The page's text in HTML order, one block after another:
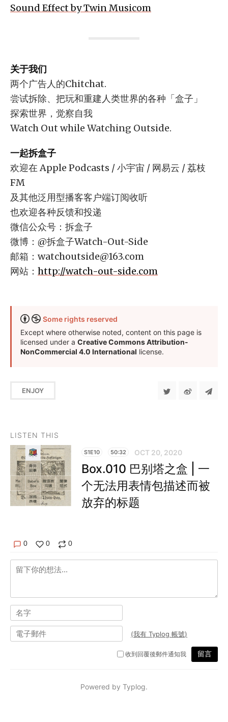
Sound Effect by Twin Musicom
关于我们
两个广告人的Chitchat.
尝试拆除、把玩和重建人类世界的各种「盒子」
探索世界，觉察自我
Watch Out while Watching Outside.
一起拆盒子
欢迎在 Apple Podcasts / 小宇宙 / 网易云 / 荔枝
FM
及其他泛用型播客客户端订阅收听
也欢迎各种反馈和投递
微信公众号：拆盒子
微博：@拆盒子Watch-Out-Side
邮箱： watchoutside@163.com
网站： http://watch-out-side.com
Some rights reserved
Except where otherwise noted, content on this page is
licensed under a Creative Commons Attribution-
NonCommercial 4.0 International license.
ENJOY
LISTEN THIS
S1E10 50:32 OCT 20, 2020
Box.010 巴别塔之盒 | 一
个无法用表情包描述而被
放弃的标题